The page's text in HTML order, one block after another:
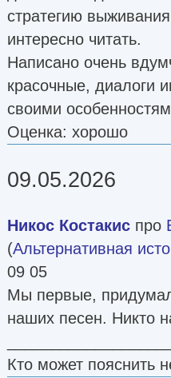
стратегию
интересно читать.
Написано очень
красочные, диалоги
своими
Оценка: хорошо
09.05.2026
Никос Костакис про
(Альтернативная
09 05
Мы первые,
наших песен. Никто
Кто может пояснить